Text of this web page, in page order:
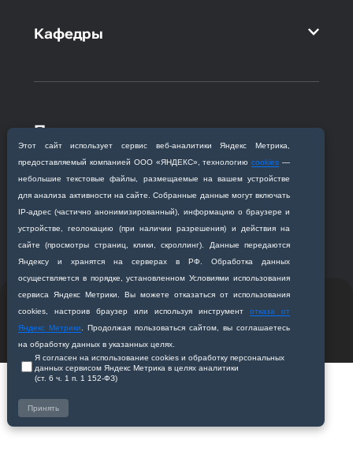
Этот сайт использует сервис веб‑аналитики Яндекс Метрика,
предоставляемый компанией ООО «ЯНДЕКС», технологиюcookies —
небольшие текстовые файлы, размещаемые на вашем устройстве
для анализа активности на сайте. Собранные данные могут включать
IP‑адрес (частично анонимизированный), информацию о браузере и
устройстве, геолокацию (при наличии разрешения) и действия на
сайте (просмотры страниц, клики, скроллинг). Данные передаются
Яндексу и хранятся на серверах в РФ. Обработка данных
осуществляется в порядке, установленном Условиями использования
сервиса Яндекс Метрики. Вы можете отказаться от использования
cookies, настроив браузер или используя инструментотказа от
Яндекс Метрики . Продолжая пользоваться сайтом, вы соглашаетесь
на обработку данных в указанных целях.
Я согласен на использование cookies и обработку персональных
данных сервисом Яндекс Метрика в целях аналитики
(ст. 6 ч. 1 п. 1 152‑ФЗ)
Принять
Кафедры
Приемная комиссия
Благовещенск, ул. Горького, 95
+7 (4162) 319‒016
abitur@amursma.su
Сведения об образовательной
организации
медицинская академия
Разработано студией